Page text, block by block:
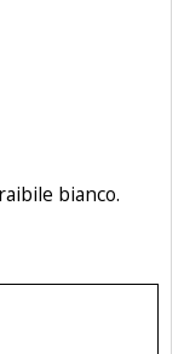
bianco.